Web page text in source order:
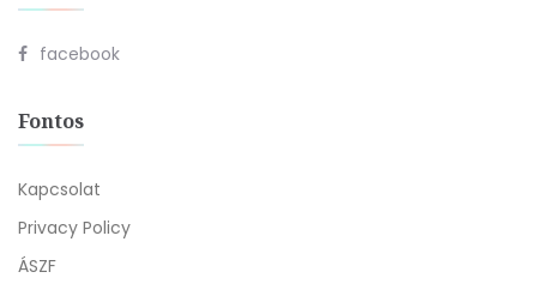
facebook
Fontos
Kapcsolat
Privacy Policy
ÁSZF